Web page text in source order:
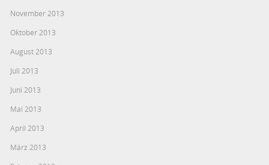
November 2013
Oktober 2013
August 2013
Juli 2013
Juni 2013
Mai 2013
April 2013
März 2013